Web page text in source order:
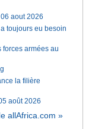
aout 2026
toujours eu besoin
armées au
la filière
août 2026
allAfrica.com »